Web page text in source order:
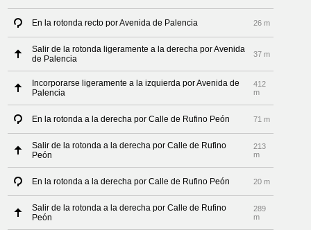
En la rotonda recto por Avenida de Palencia 26 m
Salir de la rotonda ligeramente a la derecha por Avenida
de Palencia
37 m
Incorporarse ligeramente a la izquierda por Avenida de
Palencia
412
m
En la rotonda a la derecha por Calle de Rufino Peón 71 m
Salir de la rotonda a la derecha por Calle de Rufino
Peón
213
m
En la rotonda a la derecha por Calle de Rufino Peón 20 m
Salir de la rotonda a la derecha por Calle de Rufino
Peón
289
m